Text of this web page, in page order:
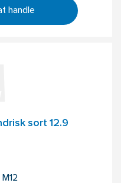
handle
sort 12.9
M12